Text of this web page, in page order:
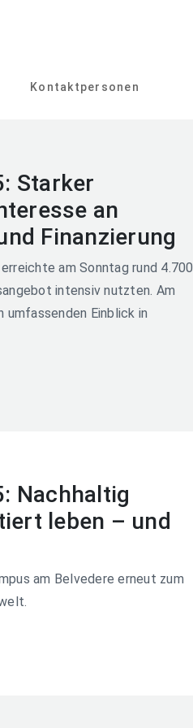
Kontaktpersonen
Starker
an
Finanzierung
am Sonntag rund 4.700
intensiv nutzten. Am
umfassenden Einblick in
Nachhaltig
leben – und
am Belvedere erneut zum